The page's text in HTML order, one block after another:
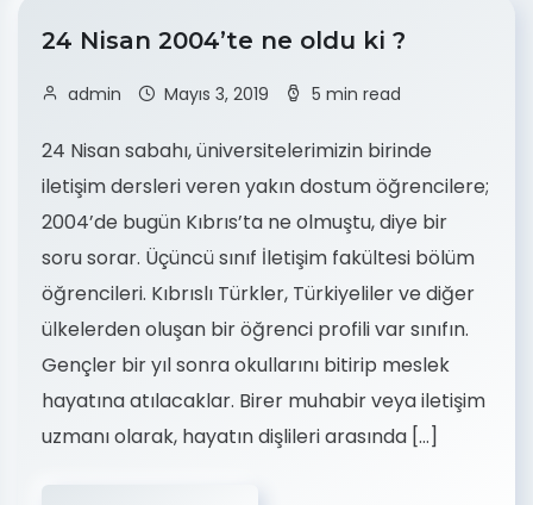
24 Nisan 2004’te ne oldu ki ?
admin Mayıs 3, 2019 5 min read
24 Nisan sabahı, üniversitelerimizin birinde
iletişim dersleri veren yakın dostum öğrencilere;
2004’de bugün Kıbrıs’ta ne olmuştu, diye bir
soru sorar. Üçüncü sınıf İletişim fakültesi bölüm
öğrencileri. Kıbrıslı Türkler, Türkiyeliler ve diğer
ülkelerden oluşan bir öğrenci profili var sınıfın.
Gençler bir yıl sonra okullarını bitirip meslek
hayatına atılacaklar. Birer muhabir veya iletişim
uzmanı olarak, hayatın dişlileri arasında […]